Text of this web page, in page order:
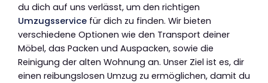
du dich auf uns verlässt, um den richtigen
Umzugsservice für dich zu finden. Wir bieten
verschiedene Optionen wie den Transport deiner
Möbel, das Packen und Auspacken, sowie die
Reinigung der alten Wohnung an. Unser Ziel ist es, dir
einen reibungslosen Umzug zu ermöglichen, damit du